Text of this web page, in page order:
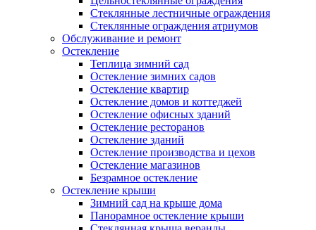
Стеклянные лестничные ограждения
Стеклянные ограждения атриумов
Обслуживание и ремонт
Остекление
Теплица зимний сад
Остекление зимних садов
Остекление квартир
Остекление домов и коттеджей
Остекление офисных зданий
Остекление ресторанов
Остекление зданий
Остекление производства и цехов
Остекление магазинов
Безрамное остекление
Остекление крыши
Зимний сад на крыше дома
Панорамное остекление крыши